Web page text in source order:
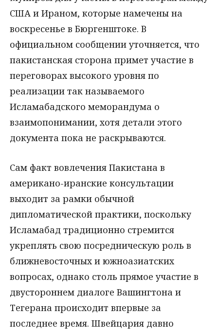
США и Ираном, которые намечены на
воскресенье в Бюргенштоке. В
официальном сообщении уточняется, что
пакистанская сторона примет участие в
переговорах высокого уровня по
реализации так называемого
Исламабадского меморандума о
взаимопонимании, хотя детали этого
документа пока не раскрываются.
Сам факт вовлечения Пакистана в
американо-иранские консультации
выходит за рамки обычной
дипломатической практики, поскольку
Исламабад традиционно стремится
укреплять свою посредническую роль в
ближневосточных и южноазиатских
вопросах, однако столь прямое участие в
двустороннем диалоге Вашингтона и
Тегерана происходит впервые за
последнее время. Швейцария давно